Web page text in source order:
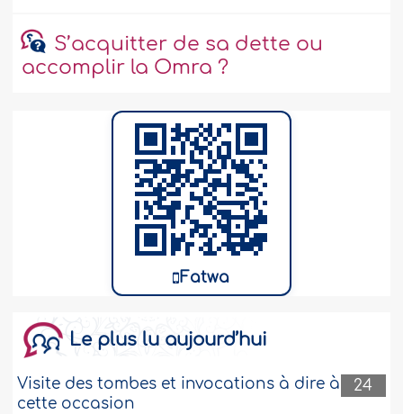
S’acquitter de sa dette ou
accomplir la Omra ?
Fatwa
Le plus lu aujourd’hui
24
Visite des tombes et invocations à dire à
cette occasion